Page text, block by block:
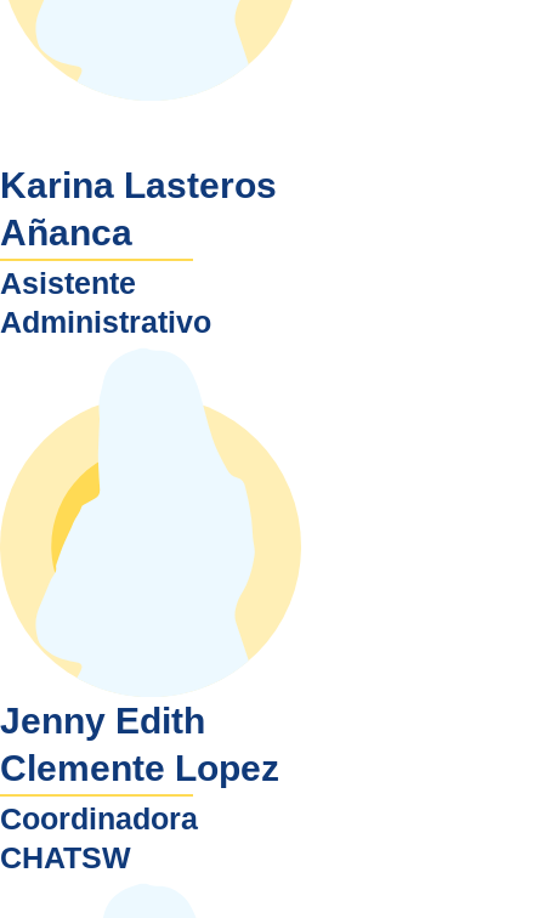
Karina Lasteros
Añanca
Asistente
Administrativo
Jenny Edith
Clemente Lopez
Coordinadora
CHATSW